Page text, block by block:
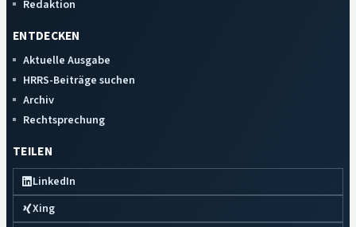
Redaktion
ENTDECKEN
Aktuelle Ausgabe
HRRS-Beiträge suchen
Archiv
Rechtsprechung
TEILEN
LinkedIn
Xing